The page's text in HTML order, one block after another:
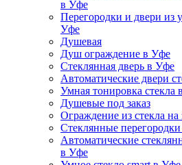
в Уфе
Перегородки и двери из
Уфе
Душевая
Душ ограждение в Уфе
Стеклянная дверь в Уфе
Автоматические двери
Умная тонировка стекла
Душевые под заказ
Ограждение из стекла на
Стеклянные
Автоматические
в Уфе